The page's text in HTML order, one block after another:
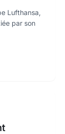
Lufthansa,
par son